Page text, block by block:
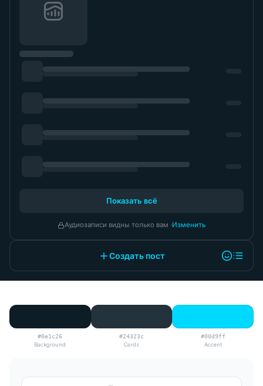
Показать всё
Аудиозаписи видны только вам ·Изменить
Создать пост
#0e1c26
Background
#24323c
Cards
#00d9ff
Accent